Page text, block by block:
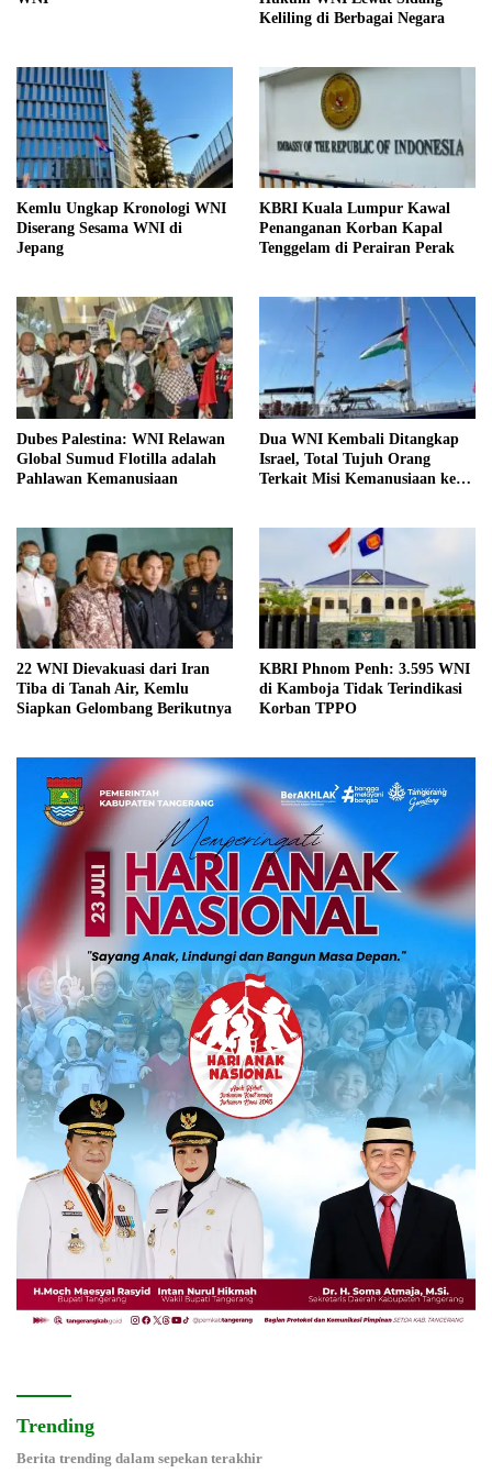
Keliling di Berbagai Negara
Kemlu Ungkap Kronologi WNI
Diserang Sesama WNI di
Jepang
KBRI Kuala Lumpur Kawal
Penanganan Korban Kapal
Tenggelam di Perairan Perak
Dubes Palestina: WNI Relawan
Global Sumud Flotilla adalah
Pahlawan Kemanusiaan
Dua WNI Kembali Ditangkap
Israel, Total Tujuh Orang
Terkait Misi Kemanusiaan ke
22 WNI Dievakuasi dari Iran
Tiba di Tanah Air, Kemlu
Siapkan Gelombang Berikutnya
KBRI Phnom Penh: 3.595 WNI
di Kamboja Tidak Terindikasi
Korban TPPO
Trending
Berita trending dalam sepekan terakhir